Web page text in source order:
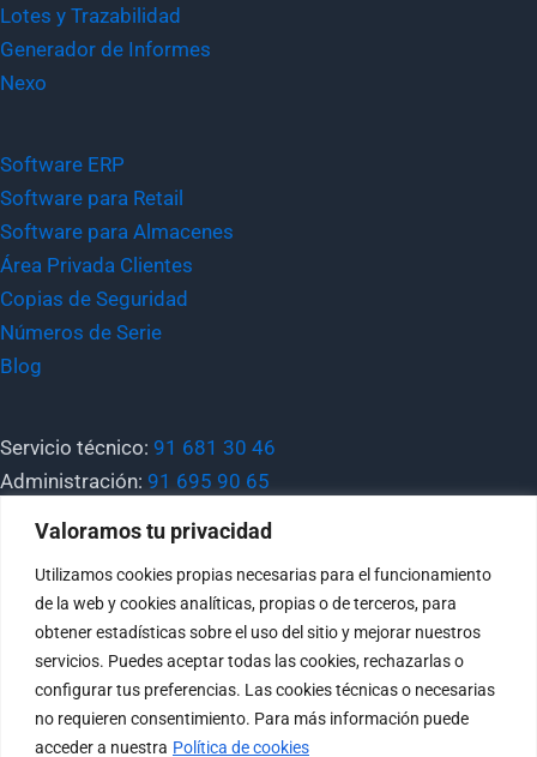
Valoramos tu privacidad
Utilizamos cookies propias necesarias para el funcionamiento
de la web y cookies analíticas, propias o de terceros, para
obtener estadísticas sobre el uso del sitio y mejorar nuestros
servicios. Puedes aceptar todas las cookies, rechazarlas o
configurar tus preferencias. Las cookies técnicas o necesarias
no requieren consentimiento. Para más información puede
acceder a nuestra Política de cookies
Lotes y Trazabilidad
Generador de Informes
Nexo
Software ERP
Software para Retail
Software para Almacenes
Área Privada Clientes
Copias de Seguridad
Números de Serie
Blog
Servicio técnico: 91 681 30 46
Administración: 91 695 90 65
tecnimatica@tecnimatica.com
Comercial:comercial@tecnimatica.com
Soporte:sat@tecnimatica.com